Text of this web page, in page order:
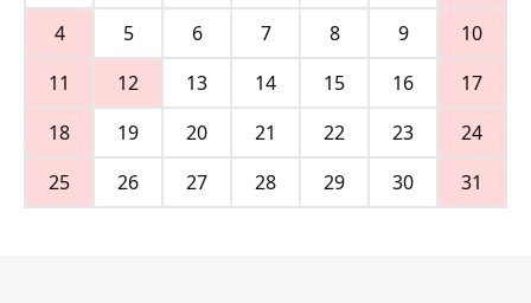
4
5 6 7 8 9
10
11
12 13 14 15 16
17
18
19 20 21 22 23
24
25
26 27 28 29 30 31